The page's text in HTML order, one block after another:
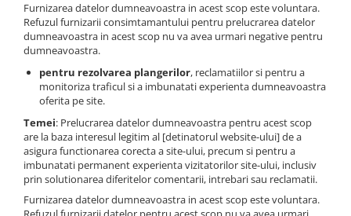
Furnizarea datelor dumneavoastra in acest scop este voluntara.
Refuzul furnizarii consimtamantului pentru prelucrarea datelor
dumneavoastra in acest scop nu va avea urmari negative pentru
dumneavoastra.
pentru rezolvarea plangerilor, reclamatiilor si pentru a
monitoriza traficul si a imbunatati experienta dumneavoastra
oferita pe site.
Temei: Prelucrarea datelor dumneavoastra pentru acest scop
are la baza interesul legitim al [detinatorul website-ului] de a
asigura functionarea corecta a site-ului, precum si pentru a
imbunatati permanent experienta vizitatorilor site-ului, inclusiv
prin solutionarea diferitelor comentarii, intrebari sau reclamatii.
Furnizarea datelor dumneavoastra in acest scop este voluntara.